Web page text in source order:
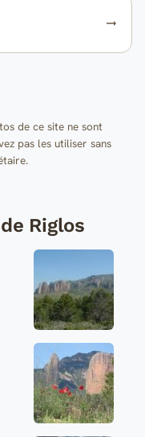
de ce site ne sont
pas les utiliser sans
Riglos